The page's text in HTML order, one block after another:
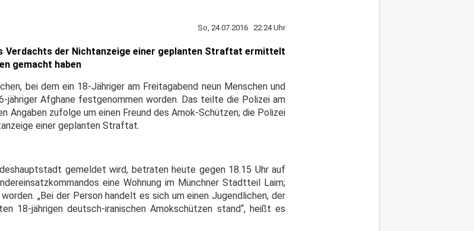
So, 24.07.2016 22:24 Uhr
Verdachts der Nichtanzeige einer geplanten Straftat ermittelt
gemacht haben
bei dem ein 18-Jähriger am Freitagabend neun Menschen und
Afghane festgenommen worden. Das teilte die Polizei am
Angaben zufolge um einen Freund des Amok-Schützen; die Polizei
einer geplanten Straftat.
gemeldet wird, betraten heute gegen 18.15 Uhr auf
eine Wohnung im Münchner Stadtteil Laim;
„Bei der Person handelt es sich um einen Jugendlichen, der
18-jährigen deutsch-iranischen Amokschützen stand“, heißt es